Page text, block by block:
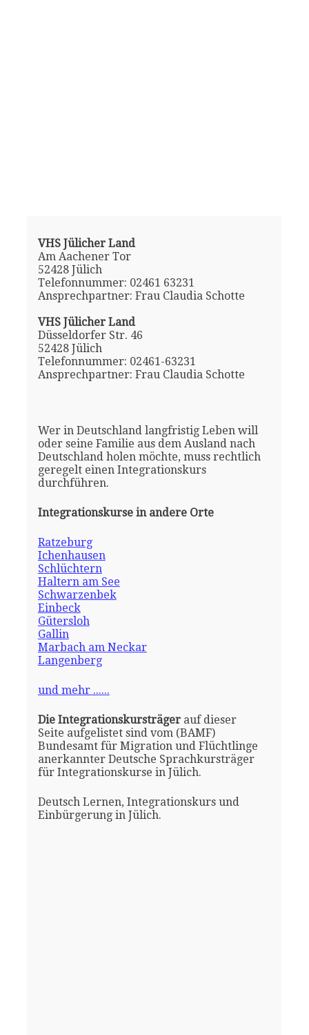
VHS Jülicher Land
Am Aachener Tor
52428 Jülich
Telefonnummer: 02461 63231
Ansprechpartner: Frau Claudia Schotte
VHS Jülicher Land
Düsseldorfer Str. 46
52428 Jülich
Telefonnummer: 02461-63231
Ansprechpartner: Frau Claudia Schotte
Wer in Deutschland langfristig Leben will
oder seine Familie aus dem Ausland nach
Deutschland holen möchte, muss rechtlich
geregelt einen Integrationskurs
durchführen.
Integrationskurse in andere Orte
Ratzeburg
Ichenhausen
Schlüchtern
Haltern am See
Schwarzenbek
Einbeck
Gütersloh
Gallin
Marbach am Neckar
Langenberg
und mehr ......
Die Integrationskursträgerauf dieser
Seite aufgelistet sind vom (BAMF)
Bundesamt für Migration und Flüchtlinge
anerkannter Deutsche Sprachkursträger
für Integrationskurse in Jülich.
Deutsch Lernen, Integrationskurs und
Einbürgerung in Jülich.